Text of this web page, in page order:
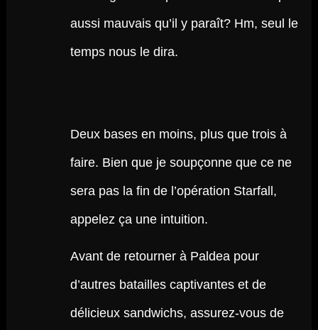
aussi mauvais qu’il y paraît? Hm, seul le
temps nous le dira.
Deux bases en moins, plus que trois à
faire. Bien que je soupçonne que ce ne
sera pas la fin de l’opération Starfall,
appelez ça une intuition.
Avant de retourner à Paldea pour
d’autres batailles captivantes et de
délicieux sandwichs, assurez-vous de